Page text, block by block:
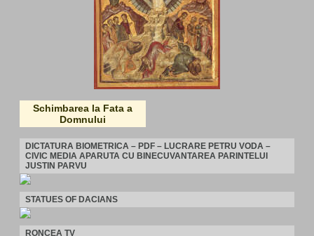
Schimbarea la Fata a
Domnului
DICTATURA BIOMETRICA – PDF – LUCRARE PETRU VODA –
CIVIC MEDIA APARUTA CU BINECUVANTAREA PARINTELUI
JUSTIN PARVU
STATUES OF DACIANS
RONCEA TV